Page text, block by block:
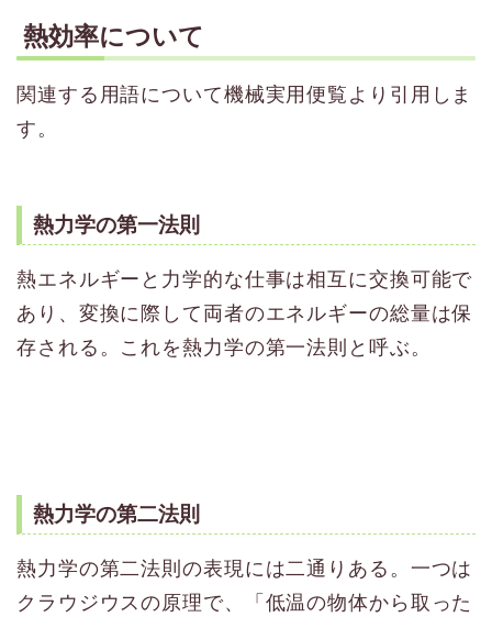
熱効率について
関連する用語について機械実用便覧より引用しま
す。
熱力学の第一法則
熱エネルギーと力学的な仕事は相互に交換可能で
あり、変換に際して両者のエネルギーの総量は保
存される。これを熱力学の第一法則と呼ぶ。
熱力学の第二法則
熱力学の第二法則の表現には二通りある。一つは
クラウジウスの原理で、「低温の物体から取った